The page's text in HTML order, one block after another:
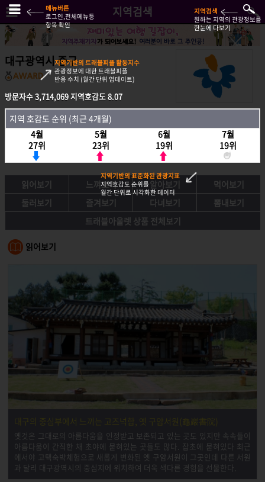
지역검색
대구광역시 중구
방문자수3,714,069지역호감도8.07
지역호감도 순위 (최근 4개월)
4월
27위
5월
23위
6월
19위
7월
19위
읽어보기 느껴보기 알아보기
먹어보기
둘러보기
즐겨보기 다녀보기
뽐내보기
트래블아울렛 상품 전체보기
읽어보기
대구의 중심부에서 느끼는 고즈넉함, 옛 구암서원(龜巖書院)
옛것은 그대로의 아름다움을 인정받고 보존되고 있는 곳도 있지만 속속들이
아름다움이 간직한 채 초야에 묻혀있는 곳들도 많다. 잡초에 묻혀있다 최근
에서야 고택숙박체험으로 새롭게 변화된 옛 구암서원이 그곳인데 다른 서원
과 달리 대구광역시의 중심지에 위치하여 더욱 색다른 경험을 선물한다.
방문자수3,714,069지역호감도8.07
지역 호감도 순위 (최근 4개월)
4월
27위
5월
23위
6월
19위
7월
19위
메뉴버튼
로그인,전체메뉴등
항목 확인
지역검색
원하는 지역의 관광정보를
한눈에 다보기
지역기반의 트래블피플 활동지수
관광정보에 대한 트래블피플
반응 수치 (월간 단위 업데이트)
지역기반의 표준화된 관광지표
지역호감도 순위를
월간 단위로 시각화한 데이터